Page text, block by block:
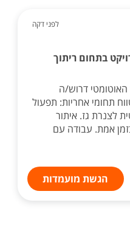
לפני דקה
בתחום ריתוך
דרוש/ה
תחומי אחריות: תפעול
לצנרת גז. איתור
אמת. עבודה עם
הגשת מועמדות